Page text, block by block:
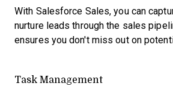
With Salesforce Sales, you can
nurture leads through the sales
ensures you don't miss out on
Task Management